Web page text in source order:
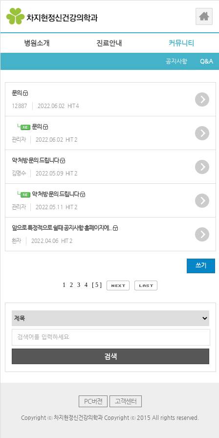
병원소개 진료안내 커뮤니티
공지사항 Q&A
문의
12887 2022.06.02 HIT 4
문의
관리자 2022.06.02 HIT 2
약 처방 문의 드립니다
김명수 2022.05.09 HIT 2
약 처방 문의 드립니다
관리자 2022.05.11 HIT 2
앞으로 특정적으로 쉴때 공지사항 홈페이지에..
환자 2022.04.06 HIT 2
쓰기
1 2 3 4 [ 5 ]
검색
PC버젼 고객센터
Copyright ⓒ 차지현정신건강의학과 Copyright ⓒ 2015 All rights reserved.